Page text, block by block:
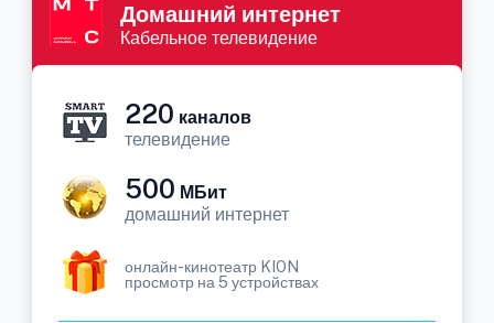
Домашний интернет
Кабельное телевидение
220 каналов
телевидение
500 МБит
домашний интернет
онлайн-кинотеатр KION
просмотр на 5 устройствах